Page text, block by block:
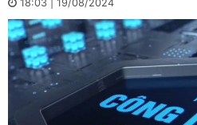
18:03 | 19/08/2024